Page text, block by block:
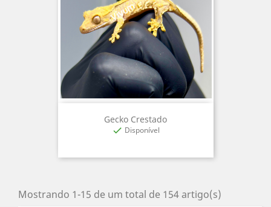
Gecko Crestado
 Disponível
Mostrando 1-15 de um total de 154 artigo(s)